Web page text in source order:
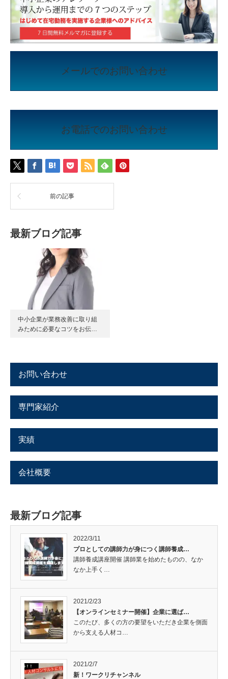
メールでのお問い合わせ
お電話でのお問い合わせ
前の記事
最新ブログ記事
中小企業が業務改善に取り組
みために必要なコツをお伝…
お問い合わせ
専門家紹介
実績
会社概要
最新ブログ記事
2022/3/11
プロとしての講師力が身につく講師養成…
講師養成講座開催 講師業を始めたものの、なか
なか上手く…
2021/2/23
【オンラインセミナー開催】企業に選ば…
このたび、多くの方の要望をいただき企業を側面
から支える人材コ…
2021/2/7
新！ワークリチャンネル